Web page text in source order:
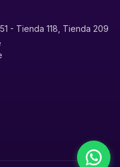
- Tienda 118, Tienda 209